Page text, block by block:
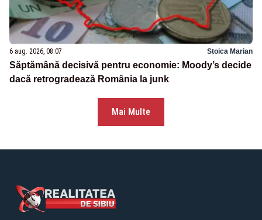
6 aug. 2026, 08:07 Stoica Marian
Săptămână decisivă pentru economie: Moody’s decide
dacă retrogradează România la junk
Mai Multe